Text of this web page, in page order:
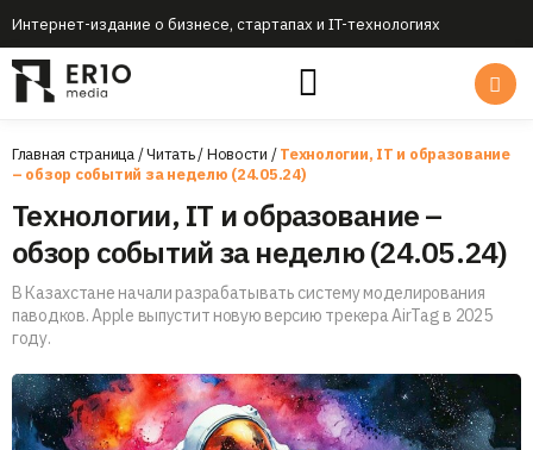
Интернет-издание о бизнесе, стартапах и IT-технологиях
Главная страница/Читать/Новости /Технологии, IT и образование
– обзор событий за неделю (24.05.24)
Технологии, IT и образование –
обзор событий за неделю (24.05.24)
В Казахстане начали разрабатывать систему моделирования
паводков. Apple выпустит новую версию трекера AirTag в 2025
году.